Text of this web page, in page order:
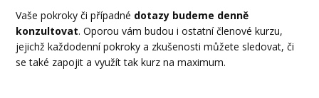
Vaše pokroky či případné dotazy budeme denně
konzultovat. Oporou vám budou i ostatní členové kurzu,
jejichž každodenní pokroky a zkušenosti můžete sledovat, či
se také zapojit a využít tak kurz na maximum.